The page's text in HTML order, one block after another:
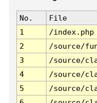
No. File
1
/index.php
2
/source/
3
/source/
4
/source/
5
/source/